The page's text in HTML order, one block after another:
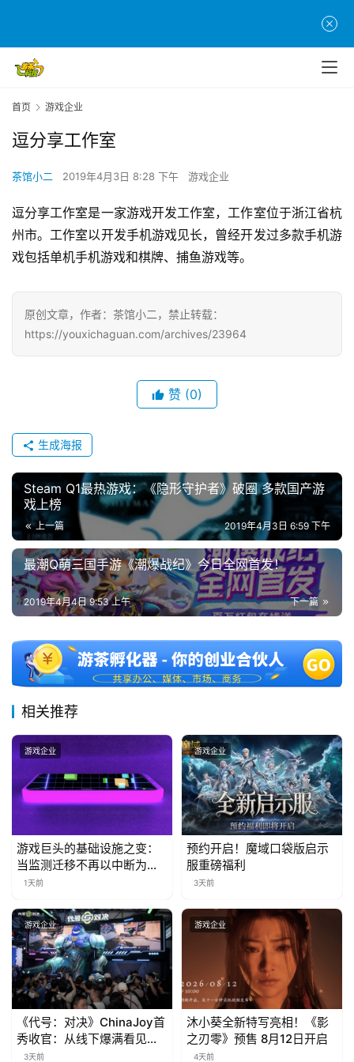
游
原
游
业
界
机
游
戏
休
闲
游
戏
0
2
第
十
三
届
金
茶
奖
7
月
3
0
日
游
茶
对
首页 游戏企业
逗分享工作室
茶馆小二 2019年4月3日 8:28 下午 游戏企业
逗分享工作室是一家游戏开发工作室，工作室位于浙江省杭
州市。工作室以开发手机游戏见长，曾经开发过多款手机游
戏包括单机手机游戏和棋牌、捕鱼游戏等。
原创文章，作者：茶馆小二，禁止转载：
https://youxichaguan.com/archives/23964
赞 (0)
生成海报
Steam Q1最热游戏：《隐形守护者》破圈 多款国产游
戏上榜
上一篇 2019年4月3日 6:59 下午
最潮Q萌三国手游《潮爆战纪》今日全网首发！
下一篇
2019年4月4日 9:53 上午
相关推荐
游戏企业
游戏巨头的基础设施之变：
当监测迁移不再以中断为代
价
1天前
游戏企业
预约开启！魔域口袋版启示
服重磅福利
3天前
游戏企业
《代号：对决》ChinaJoy首
秀收官：从线下爆满看见玩
家的真实期待
3天前
游戏企业
沐小葵全新特写亮相！《影
之刃零》预售 8月12日开启
4天前